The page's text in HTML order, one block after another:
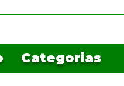
Categorias